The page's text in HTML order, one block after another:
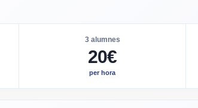
3 alumnes
20€
per hora